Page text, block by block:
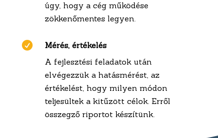
úgy, hogy a cég működése
zökkenőmentes legyen.

Mérés, értékelés
A fejlesztési feladatok után
elvégezzük a hatásmérést, az
értékelést, hogy milyen módon
teljesültek a kitűzött célok. Erről
összegző riportot készítünk.